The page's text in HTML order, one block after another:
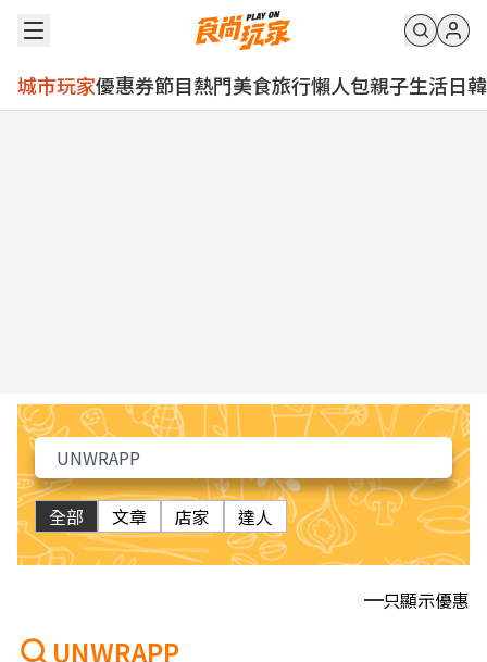
城市玩家優惠券節目熱門美食旅行懶人包親子生活日韓
全部 文章 店家 達人
只顯示優惠
UNWRAPP